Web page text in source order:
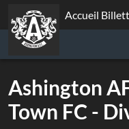
Accueil
Ashington
Town FC -